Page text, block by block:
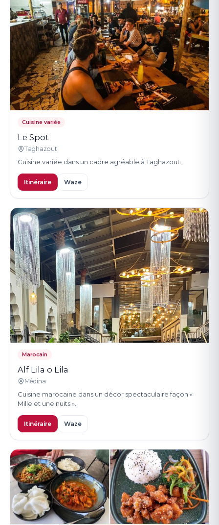
Cuisine variée
Le Spot
Taghazout
Cuisine variée dans un cadre agréable à Taghazout.
Itinéraire Waze
Marocain
Alf Lila o Lila
Médina
Cuisine marocaine dans un décor spectaculaire façon «
Mille et une nuits ».
Itinéraire Waze